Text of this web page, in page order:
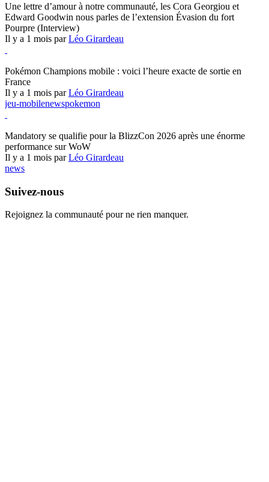
Une lettre d’amour à notre communauté, les Cora Georgiou et
Edward Goodwin nous parles de l’extension Évasion du fort
Pourpre (Interview)
Il y a 1 mois parLéo Girardeau
Pokémon Champions mobile : voici l’heure exacte de sortie en
France
Il y a 1 mois parLéo Girardeau
jeu-mobilenewspokemon
Mandatory se qualifie pour la BlizzCon 2026 après une énorme
performance sur WoW
Il y a 1 mois parLéo Girardeau
news
Suivez-nous
Rejoignez la communauté pour ne rien manquer.